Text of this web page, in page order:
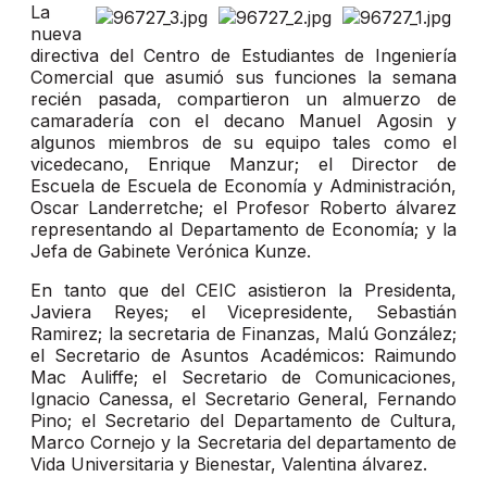
La
nueva
directiva del Centro de Estudiantes de Ingeniería
Comercial que asumió sus funciones la semana
recién pasada, compartieron un almuerzo de
camaradería con el decano Manuel Agosin y
algunos miembros de su equipo tales como el
vicedecano, Enrique Manzur; el Director de
Escuela de Escuela de Economía y Administración,
Oscar Landerretche; el Profesor Roberto álvarez
representando al Departamento de Economía; y la
Jefa de Gabinete Verónica Kunze.
En tanto que del CEIC asistieron la Presidenta,
Javiera Reyes; el Vicepresidente, Sebastián
Ramirez; la secretaria de Finanzas, Malú González;
el Secretario de Asuntos Académicos: Raimundo
Mac Auliffe; el Secretario de Comunicaciones,
Ignacio Canessa, el Secretario General, Fernando
Pino; el Secretario del Departamento de Cultura,
Marco Cornejo y la Secretaria del departamento de
Vida Universitaria y Bienestar, Valentina álvarez.